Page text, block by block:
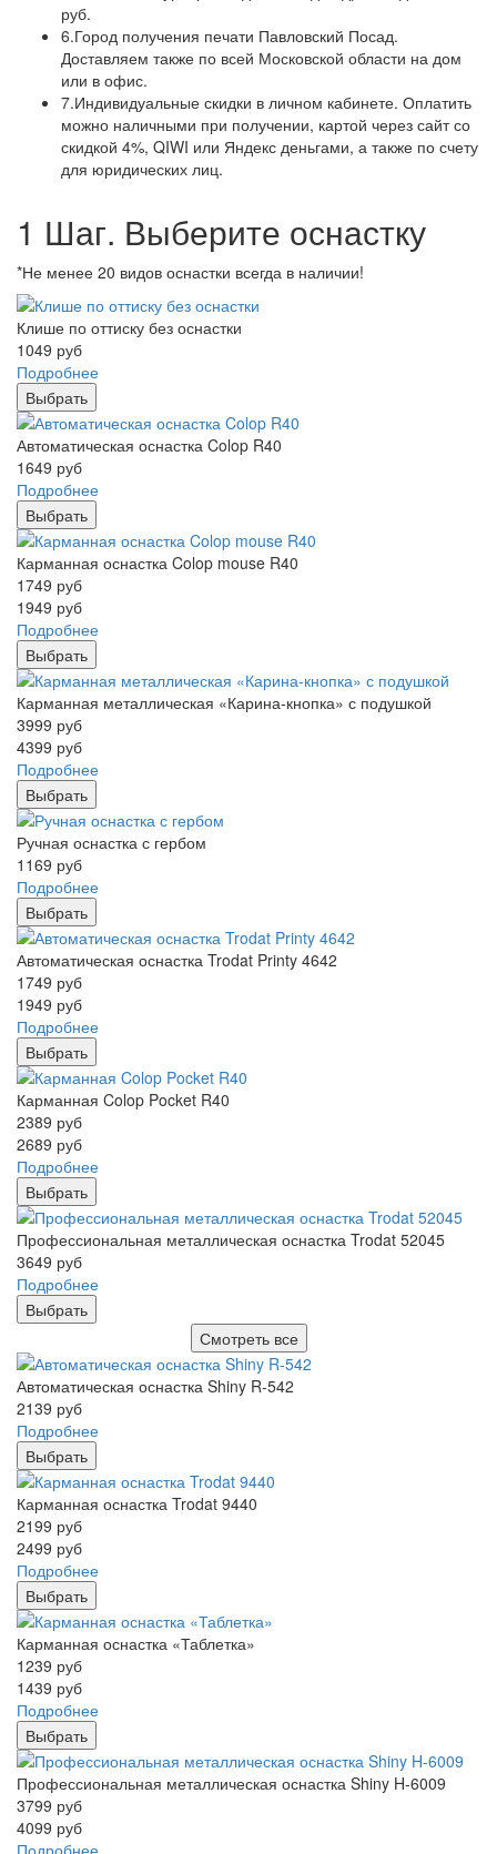
руб.
6.Город получения печати Павловский Посад.
Доставляем также по всей Московской области на дом
или в офис.
7.Индивидуальные скидки в личном кабинете. Оплатить
можно наличными при получении, картой через сайт со
скидкой 4%, QIWI или Яндекс деньгами, а также по счету
для юридических лиц.
1 Шаг. Выберите оснастку
*Не менее 20 видов оснастки всегда в наличии!
Клише по оттиску без оснастки
1049 руб
Подробнее
Выбрать
Автоматическая оснастка Colop R40
1649 руб
Подробнее
Выбрать
Карманная оснастка Colop mouse R40
1749 руб
1949 руб
Подробнее
Выбрать
Карманная металлическая «Карина-кнопка» с подушкой
3999 руб
4399 руб
Подробнее
Выбрать
Ручная оснастка с гербом
1169 руб
Подробнее
Выбрать
Автоматическая оснастка Trodat Printy 4642
1749 руб
1949 руб
Подробнее
Выбрать
Карманная Colop Pocket R40
2389 руб
2689 руб
Подробнее
Выбрать
Профессиональная металлическая оснастка Trodat 52045
3649 руб
Подробнее
Выбрать
Смотреть все
Автоматическая оснастка Shiny R-542
2139 руб
Подробнее
Выбрать
Карманная оснастка Trodat 9440
2199 руб
2499 руб
Подробнее
Выбрать
Карманная оснастка «Таблетка»
1239 руб
1439 руб
Подробнее
Выбрать
Профессиональная металлическая оснастка Shiny H-6009
3799 руб
4099 руб
Подробнее